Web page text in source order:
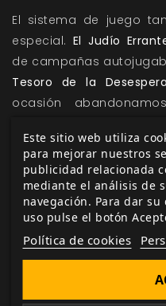
El sistema de juego
especial. El Judío
de campañas
Tesoro de la
ocasión
del Centinela, Cultos
incluir un reglamento
mayor complejidad.
fácil desarrollar
incluso cambiar los
otros creados por los
saldrá
semanas, contando
Este sitio web utiliza
para mejorar nuestros
publicidad relacionada
mediante el análisis de
navegación. Para dar
uso pulse el botón
Política de cookies